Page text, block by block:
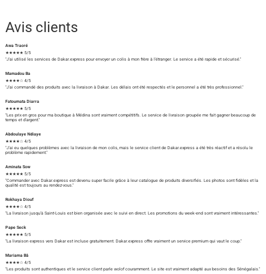
Avis clients
Awa Traoré
★★★★★ 5/5
"J'ai utilisé les services de Dakar.express pour envoyer un colis à mon frère à l'étranger. Le service a été rapide et sécurisé."
Mamadou Ba
★★★★☆ 4/5
"J'ai commandé des produits avec la livraison à Dakar. Les délais ont été respectés et le personnel a été très professionnel."
Fatoumata Diarra
★★★★★ 5/5
"Les prix en gros pour ma boutique à Médina sont vraiment compétitifs. Le service de livraison groupée me fait gagner beaucoup de
temps et d'argent."
Abdoulaye Ndiaye
★★★★☆ 4/5
"J'ai eu quelques problèmes avec la livraison de mon colis, mais le service client de Dakar.express a été très réactif et a résolu le
problème rapidement."
Aminata Sow
★★★★★ 5/5
"Commander avec Dakar.express est devenu super facile grâce à leur catalogue de produits diversifiés. Les photos sont fidèles et la
qualité est toujours au rendez-vous."
Rokhaya Diouf
★★★★☆ 4/5
"La livraison jusqu'à Saint-Louis est bien organisée avec le suivi en direct. Les promotions du week-end sont vraiment intéressantes."
Pape Seck
★★★★★ 5/5
"La livraison express vers Dakar est incluse gratuitement. Dakar.express offre vraiment un service premium qui vaut le coup."
Mariama Bâ
★★★★☆ 4/5
"Les produits sont authentiques et le service client parle wolof couramment. Le site est vraiment adapté aux besoins des Sénégalais."